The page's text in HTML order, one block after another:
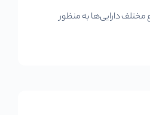
دارایی‌ها به منظور